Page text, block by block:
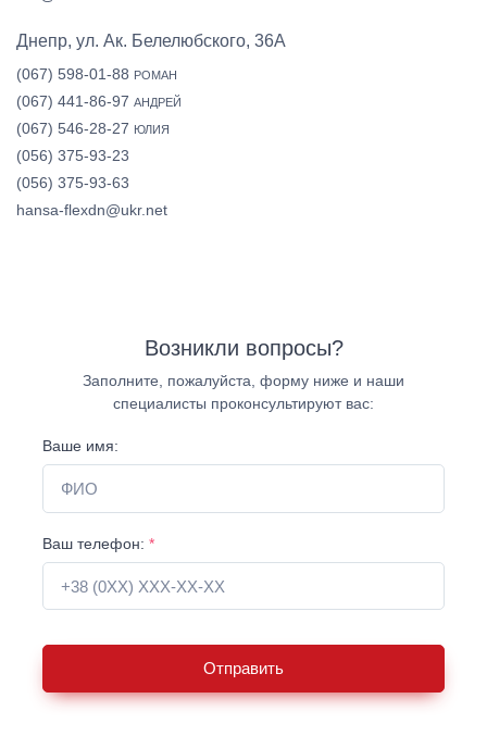
Днепр, ул. Ак. Белелюбского, 36А
(067) 598-01-88 РОМАН
(067) 441-86-97 АНДРЕЙ
(067) 546-28-27 ЮЛИЯ
(056) 375-93-23
(056) 375-93-63
hansa-flexdn@ukr.net
Возникли вопросы?
Заполните, пожалуйста, форму ниже и наши
специалисты проконсультируют вас:
Ваше имя:
Ваш телефон: *
Отправить